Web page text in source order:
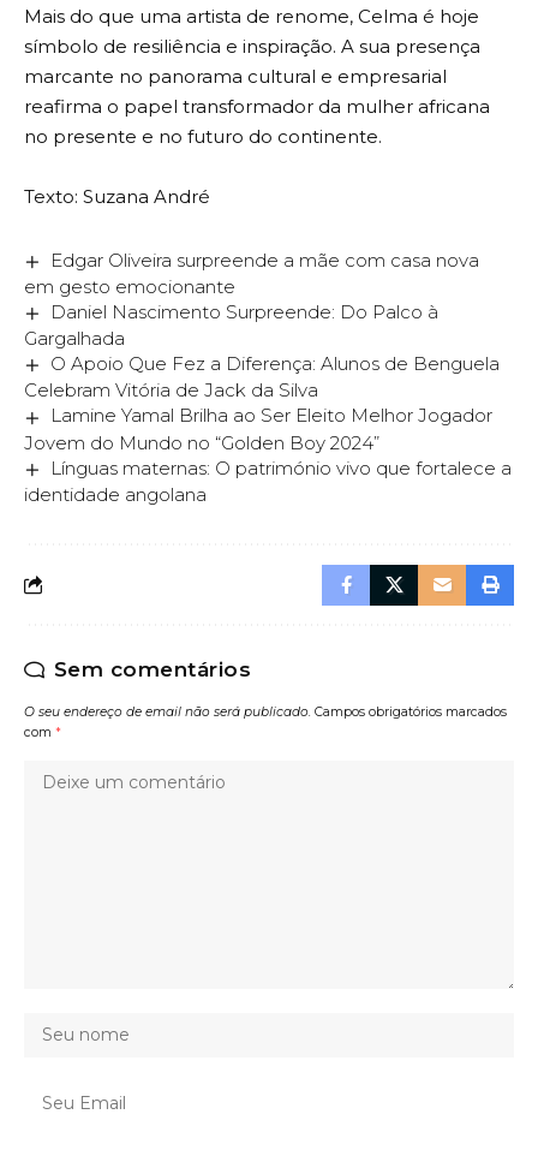
Mais do que uma artista de renome, Celma é hoje
símbolo de resiliência e inspiração. A sua presença
marcante no panorama cultural e empresarial
reafirma o papel transformador da mulher africana
no presente e no futuro do continente.
Texto: Suzana André
Edgar Oliveira surpreende a mãe com casa nova
em gesto emocionante
Daniel Nascimento Surpreende: Do Palco à
Gargalhada
O Apoio Que Fez a Diferença: Alunos de Benguela
Celebram Vitória de Jack da Silva
Lamine Yamal Brilha ao Ser Eleito Melhor Jogador
Jovem do Mundo no “Golden Boy 2024”
Línguas maternas: O património vivo que fortalece a
identidade angolana
Sem comentários
O seu endereço de email não será publicado. Campos obrigatórios marcados
com *